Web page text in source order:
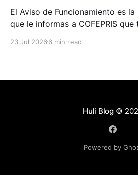
El Aviso de Funcionamiento es
que le informas a COFEPRIS
23 Jul 2026 6 min read
Huli Blog©
Powered by